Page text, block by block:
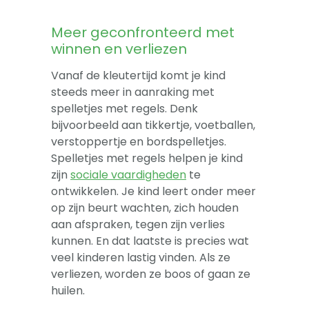
Meer geconfronteerd met
winnen en verliezen
Vanaf de kleutertijd komt je kind
steeds meer in aanraking met
spelletjes met regels. Denk
bijvoorbeeld aan tikkertje, voetballen,
verstoppertje en bordspelletjes.
Spelletjes met regels helpen je kind
zijnsociale vaardigheden te
ontwikkelen. Je kind leert onder meer
op zijn beurt wachten, zich houden
aan afspraken, tegen zijn verlies
kunnen. En dat laatste is precies wat
veel kinderen lastig vinden. Als ze
verliezen, worden ze boos of gaan ze
huilen.